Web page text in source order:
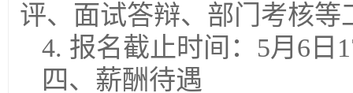
评、面试答辩、部门考核等
4. 报名截止时间：5月6日
四、薪酬待遇